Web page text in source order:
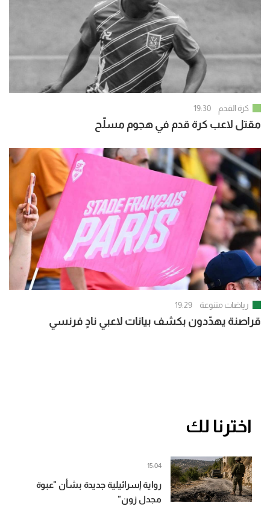
كرة القدم 19:30
مقتل لاعب كرة قدم في هجوم مسلّح
رياضات متنوعة 19:29
قراصنة يهدّدون بكشف بيانات لاعبي نادٍ فرنسي
اخترنا لك
رواية إسرائيلية جديدة بشأن "عبوة
مجدل زون"
15:04